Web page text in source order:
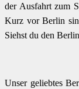
der Ausfahrt zum
Kurz vor Berlin
Siehst du den
Unser geliebtes